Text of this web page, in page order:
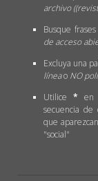
archivo
Busque
de acceso
Excluya una
líneao NO
Utilice * en
secuencia de
que
"social"